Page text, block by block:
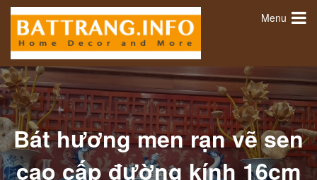
Menu
Bát hương men rạn vẽ sen
cao cấp đường kính 16cm